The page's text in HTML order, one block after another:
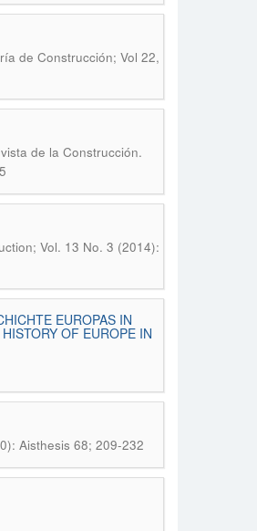
de Construcción; Vol 22,
de la Construcción.
Vol. 13 No. 3 (2014):
EUROPAS IN
OF EUROPE IN
Aisthesis 68; 209-232